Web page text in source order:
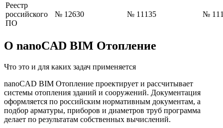
Реестр
российского
ПО
№ 12630 № 11135 №
О nanoCAD BIM Отопление
Что это и для каких задач применяется
nanoCAD BIM Отопление проектирует и рассчитывает
системы отопления зданий и сооружений. Документация
оформляется по российским нормативным документам, а
подбор арматуры, приборов и диаметров труб программа
делает по результатам собственных вычислений.